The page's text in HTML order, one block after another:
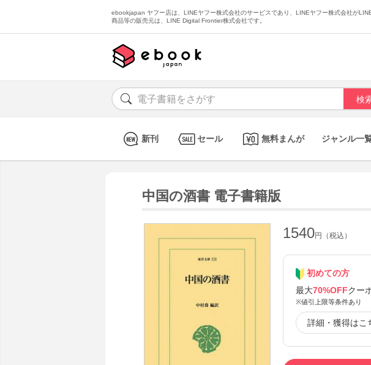
ebookjapan ヤフー店は、LINEヤフー株式会社のサービスであり、LINEヤフー株式会社が
商品等の販売元は、LINE Digital Frontier株式会社です。
新刊 セール 無料まんが ジャンル一
中国の酒書 電子書籍版
1540円（税込）
初めての方
最大70%OFFクー
※値引上限等条件あり
詳細・獲得はこ